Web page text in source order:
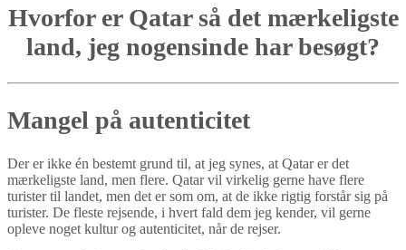
Hvorfor er Qatar så det mærkeligste
land, jeg nogensinde har besøgt?
Mangel på autenticitet
Der er ikke én bestemt grund til, at jeg synes, at Qatar er det
mærkeligste land, men flere. Qatar vil virkelig gerne have flere
turister til landet, men det er som om, at de ikke rigtig forstår sig på
turister. De fleste rejsende, i hvert fald dem jeg kender, vil gerne
opleve noget kultur og autenticitet, når de rejser.